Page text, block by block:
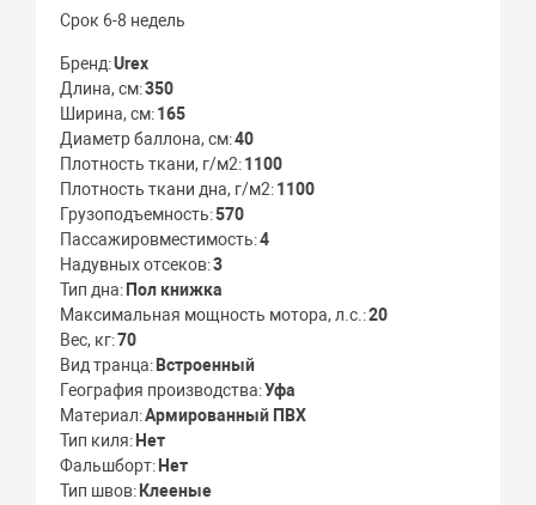
Cрок 6-8 недель
Бренд Urex
Длина, см 350
Ширина, см 165
Диаметр баллона, см 40
Плотность ткани, г/м2 1100
Плотность ткани дна, г/м2 1100
Грузоподъемность 570
Пассажировместимость 4
Надувных отсеков 3
Тип дна Пол книжка
Максимальная мощность мотора, л.с. 20
Вес, кг 70
Вид транца Встроенный
География производства Уфа
Материал Армированный ПВХ
Тип киля Нет
Фальшборт Нет
Тип швов Клееные